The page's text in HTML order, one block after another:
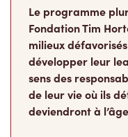
Fondation Tim
milieux
développer leur
sens des
de leur vie où ils
deviendront à
Faire un don